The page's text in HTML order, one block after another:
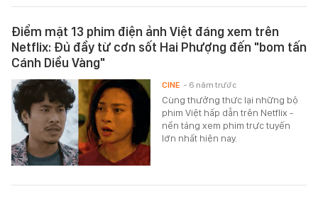
Điểm mặt 13 phim điện ảnh Việt đáng xem trên
Netflix: Đủ đầy từ cơn sốt Hai Phượng đến "bom tấn
Cánh Diều Vàng"
Cùng thưởng thức lại những bộ
phim Việt hấp dẫn trên Netflix -
nền tảng xem phim trực tuyến
lớn nhất hiện nay.
CINE - 6 năm trước